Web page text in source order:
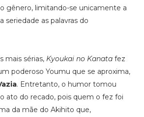
gênero, limitando-se unicamente a
seriedade as palavras do
mais sérias, Kyoukai no Kanatafez
poderoso Youmu que se aproxima,
. Entretanto, o humor tomou
ato do recado, pois quem o fez foi
da mãe do Akihito que,